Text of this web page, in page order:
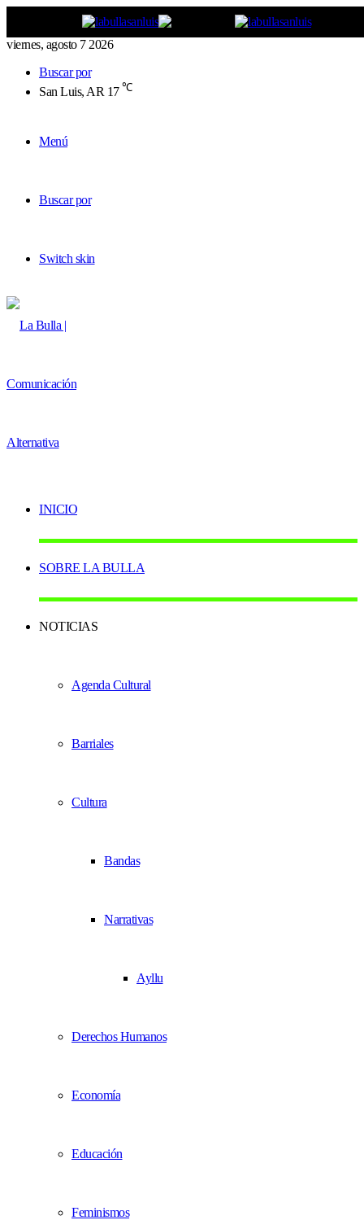
viernes, agosto 7 2026
Buscar por
San Luis, AR 17 ℃
Menú
Buscar por
Switch skin
INICIO
SOBRE LA BULLA
NOTICIAS
Agenda Cultural
Barriales
Cultura
Bandas
Narrativas
Ayllu
Derechos Humanos
Economía
Educación
Feminismos